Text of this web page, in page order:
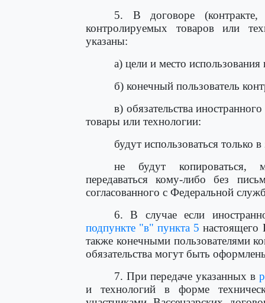
5. В договоре (контракте,
контролируемых товаров или
указаны:
а) цели и место
б) конечный пользователь
в) обязательства
товары или технологии:
будут использоваться только
не будут копироваться,
передаваться кому-либо без
согласованного с Федеральной
6. В случае если
подпункте "в" пункта 5 настоящего
также конечными пользователями
обязательства могут быть
7. При передаче указанных в
и технологий в форме